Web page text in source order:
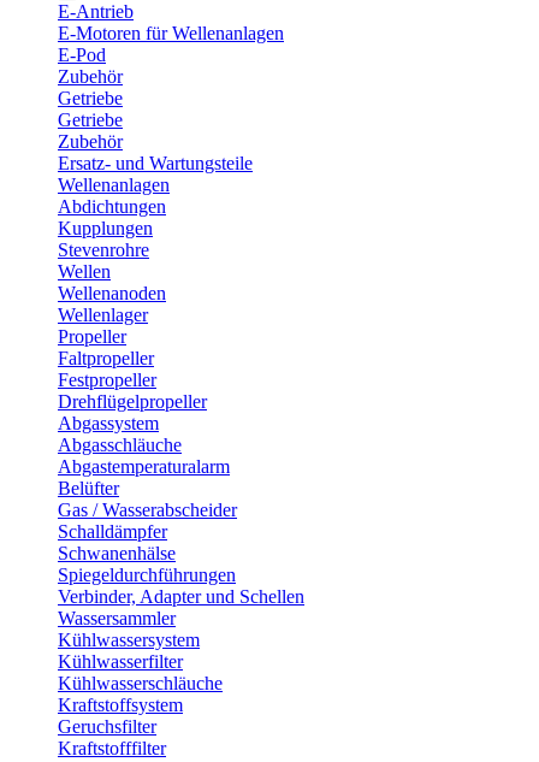
E-Antrieb
E-Motoren für Wellenanlagen
E-Pod
Zubehör
Getriebe
Getriebe
Zubehör
Ersatz- und Wartungsteile
Wellenanlagen
Abdichtungen
Kupplungen
Stevenrohre
Wellen
Wellenanoden
Wellenlager
Propeller
Faltpropeller
Festpropeller
Drehflügelpropeller
Abgassystem
Abgasschläuche
Abgastemperaturalarm
Belüfter
Gas / Wasserabscheider
Schalldämpfer
Schwanenhälse
Spiegeldurchführungen
Verbinder, Adapter und Schellen
Wassersammler
Kühlwassersystem
Kühlwasserfilter
Kühlwasserschläuche
Kraftstoffsystem
Geruchsfilter
Kraftstofffilter